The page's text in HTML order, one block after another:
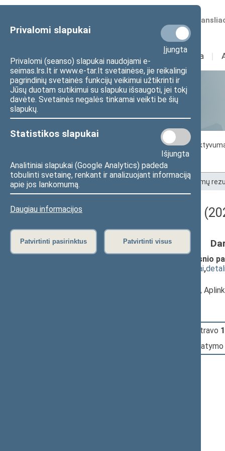
Privalomi slapukai
Įjungta
Privalomi (seanso) slapukai naudojami e-
seimas.lrs.lt ir www.e-tar.lt svetainėse, jie reikalingi
pagrindinių svetainės funkcijų veikimui užtikrinti ir
Jūsų duotam sutikimui su slapuku išsaugoti, jei tokį
davėte. Svetainės negalės tinkamai veikti be šių
slapukų.
Statistikos slapukai
Išjungta
Analitiniai slapukai (Google Analytics) padeda
tobulinti svetainę, renkant ir analizuojant informaciją
apie jos lankomumą.
Daugiau informacijos
Patvirtinti pasirinktus Patvirtinti visus
Numatomos
Sudėtis Veikla I
Statistika
Seimo narių
Seimo narių balsavimų rezultatai
Pradžia Seimo narių balsavimų
Darbotvarkės klausimas
Žemės įstatymo Nr. I-446 10 straipsnio
susiję dokumentai,
, Komiteto narys,
(užsiregistravo
dėl šio